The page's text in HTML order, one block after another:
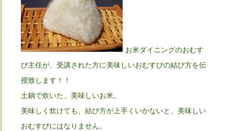
お米ダイニングのおむす
び主任が、受講された方に美味しいおむすびの結び方を伝
授致します！！
土鍋で炊いた、美味しいお米。
美味しく炊けても、結び方が上手くいかないと、美味しい
おむすびにはなりません。